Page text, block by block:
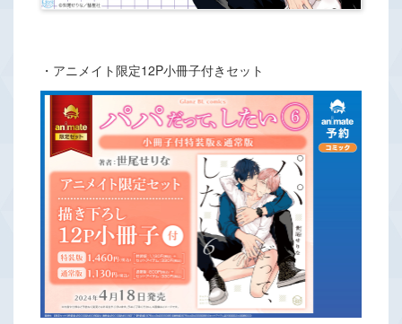
・アニメイト限定12P小冊子付きセット